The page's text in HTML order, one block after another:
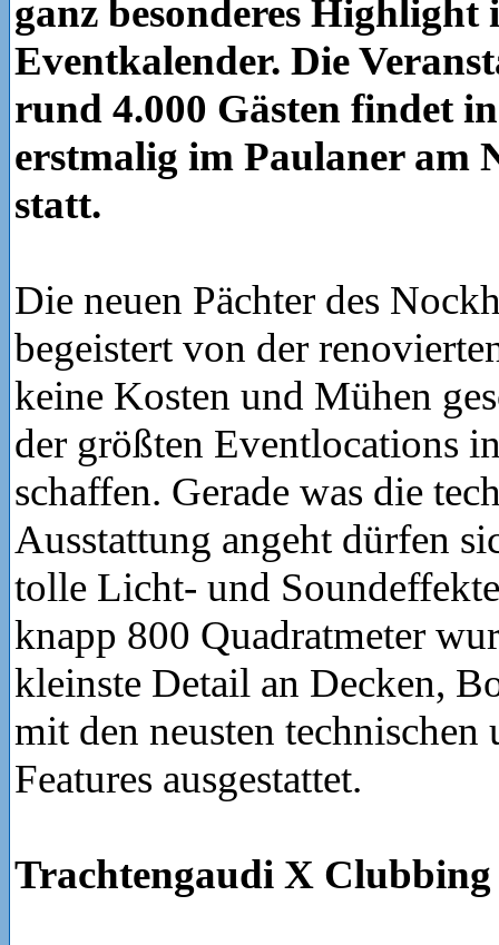
ganz besonderes
Eventkalender. Die
rund 4.000 Gästen findet
erstmalig im Paulaner am
statt.
Die neuen Pächter des
begeistert von der
keine Kosten und Mühen
der größten Eventlocations
schaffen. Gerade was die
Ausstattung angeht dürfen
tolle Licht- und
knapp 800 Quadratmeter
kleinste Detail an Decken,
mit den neusten
Features ausgestattet.
Trachtengaudi X Clubbing